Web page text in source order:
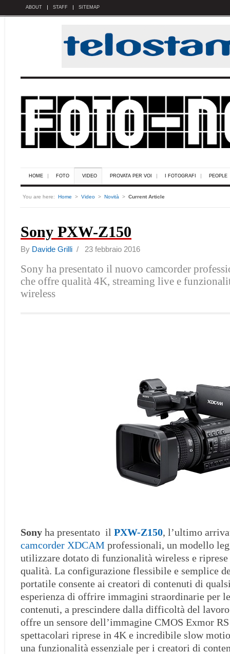
ABOUT STAFF SITEMAP
HOME FOTO VIDEO PROVATA PER VOI I FOTOGRAFI PEOPLE
You are here: Home > Video > Novità > Current Article
Sony PXW-Z150
By Davide Grilli / 23 febbraio 2016
Sony ha presentato il nuovo camcorder
che offre qualità 4K, streaming live e
wireless
Sony ha presentato il PXW-Z150, l’ultimo
camcorder XDCAM professionali, un modello
utilizzare dotato di funzionalità wireless e
qualità. La configurazione flessibile e semplice
portatile consente ai creatori di contenuti di
esperienza di offrire immagini straordinarie per
contenuti, a prescindere dalla difficoltà del
offre un sensore dell’immagine CMOS Exmor
spettacolari riprese in 4K e incredibile slow
una funzionalità essenziale per i creatori di